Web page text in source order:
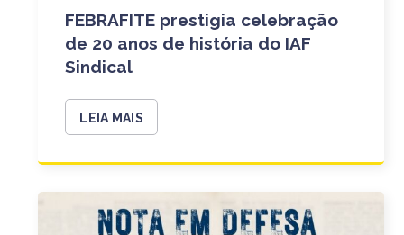
FEBRAFITE prestigia celebração
de 20 anos de história do IAF
Sindical
LEIA MAIS